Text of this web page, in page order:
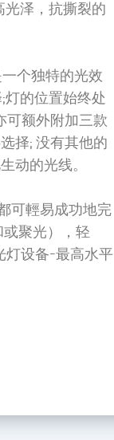
光泽，抗撕裂的
个独特的光效
灯的位置始终处
可额外附加三款
择; 没有其他的
动的光线。
可輕易成功地完
聚光），轻
灯设备-最高水平